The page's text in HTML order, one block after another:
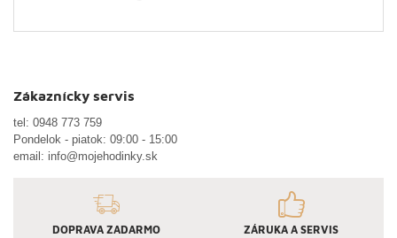
Zákaznícky servis
tel: 0948 773 759
Pondelok - piatok: 09:00 - 15:00
email: info@mojehodinky.sk
DOPRAVA ZADARMO ZÁRUKA A SERVIS